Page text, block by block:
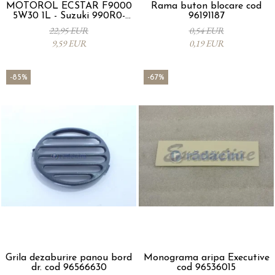
MOTORÖL ECSTAR F9000
5W30 1L - Suzuki 990R0-
21E72-001
22,95 EUR
9,59 EUR
Rama buton blocare cod
96191187
0,54 EUR
0,19 EUR
-85%
Grila dezaburire panou bord
dr. cod 96566630
-67%
Monograma aripa Executive
cod 96536015